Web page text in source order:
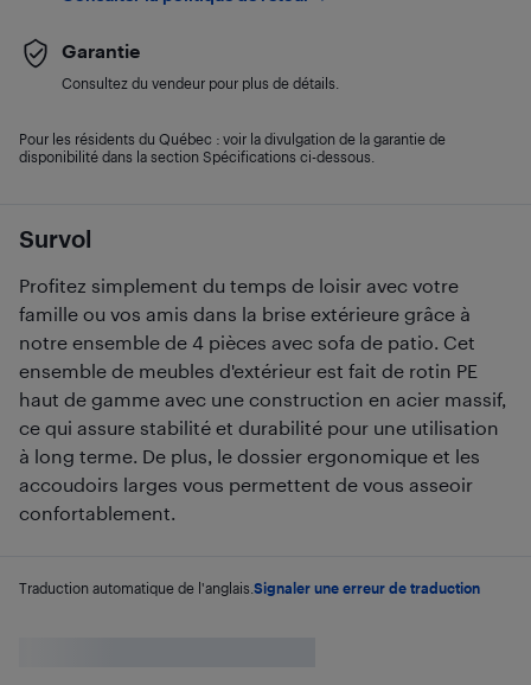
Survol
Profitez simplement du temps de loisir avec votre
famille ou vos amis dans la brise extérieure grâce à
notre ensemble de 4 pièces avec sofa de patio. Cet
ensemble de meubles d'extérieur est fait de rotin PE
haut de gamme avec une construction en acier massif,
ce qui assure stabilité et durabilité pour une utilisation
à long terme. De plus, le dossier ergonomique et les
accoudoirs larges vous permettent de vous asseoir
confortablement.
Traduction automatique de l'anglais. Signaler une erreur de traduction
Garantie
Consultez du vendeur pour plus de détails.
Pour les résidents du Québec : voir la divulgation de la garantie de
disponibilité dans la section Spécifications ci-dessous.